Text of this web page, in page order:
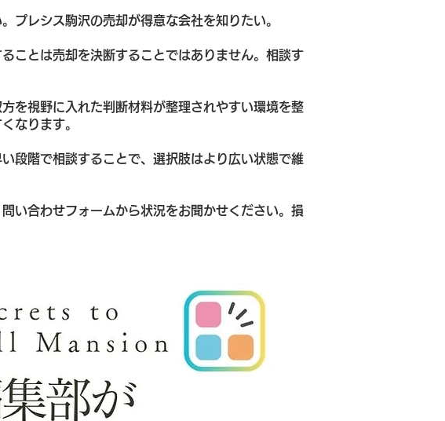
プレシス駒沢の売却が得意な会社を知りたい。
ことは売却を決断することではありません。相談す
を視野に入れた判断材料が整理されやすい環境を整
なります。
段階で相談することで、選択肢はより広い状態で維
い合わせフォームから状況をお聞かせください。損